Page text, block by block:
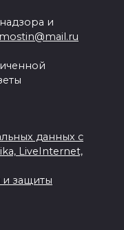
и
данных с
LiveInternet,
и защиты